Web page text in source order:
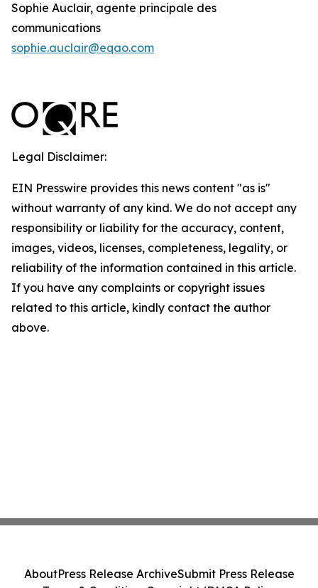
Sophie Auclair, agente principale des
communications
sophie.auclair@eqao.com
Legal Disclaimer:
EIN Presswire provides this news content "as is"
without warranty of any kind. We do not accept any
responsibility or liability for the accuracy, content,
images, videos, licenses, completeness, legality, or
reliability of the information contained in this article.
If you have any complaints or copyright issues
related to this article, kindly contact the author
above.
AboutPress Release ArchiveSubmit Press Release